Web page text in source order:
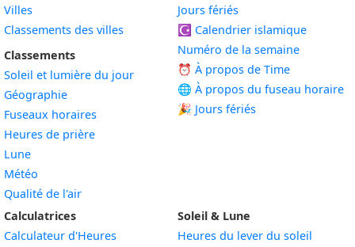
Villes
Classements des villes
Classements
Soleil et lumière du jour
Géographie
Fuseaux horaires
Heures de prière
Lune
Météo
Qualité de l'air
Jours fériés
☪️ Calendrier islamique
Numéro de la semaine
⏰ À propos de Time
🌐 À propos du fuseau horaire
🎉 Jours fériés
Calculatrices
Calculateur d'Heures
Soleil & Lune
Heures du lever du soleil